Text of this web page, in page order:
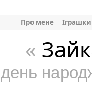
Про мене Іграшки
«
день